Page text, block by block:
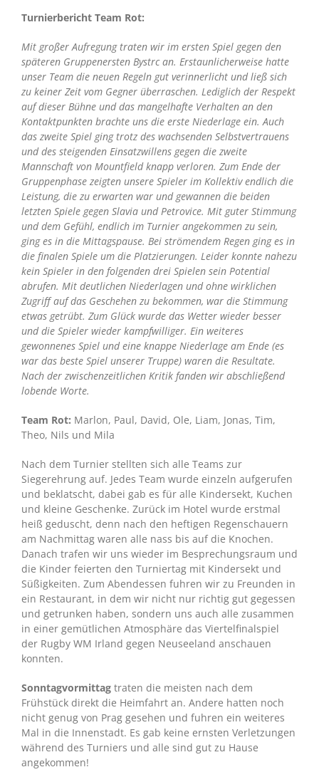
Turnierbericht Team Rot:
Mit großer Aufregung traten wir im ersten Spiel gegen den
späteren Gruppenersten Bystrc an. Erstaunlicherweise hatte
unser Team die neuen Regeln gut verinnerlicht und ließ sich
zu keiner Zeit vom Gegner überraschen. Lediglich der Respekt
auf dieser Bühne und das mangelhafte Verhalten an den
Kontaktpunkten brachte uns die erste Niederlage ein. Auch
das zweite Spiel ging trotz des wachsenden Selbstvertrauens
und des steigenden Einsatzwillens gegen die zweite
Mannschaft von Mountfield knapp verloren. Zum Ende der
Gruppenphase zeigten unsere Spieler im Kollektiv endlich die
Leistung, die zu erwarten war und gewannen die beiden
letzten Spiele gegen Slavia und Petrovice. Mit guter Stimmung
und dem Gefühl, endlich im Turnier angekommen zu sein,
ging es in die Mittagspause. Bei strömendem Regen ging es in
die finalen Spiele um die Platzierungen. Leider konnte nahezu
kein Spieler in den folgenden drei Spielen sein Potential
abrufen. Mit deutlichen Niederlagen und ohne wirklichen
Zugriff auf das Geschehen zu bekommen, war die Stimmung
etwas getrübt. Zum Glück wurde das Wetter wieder besser
und die Spieler wieder kampfwilliger. Ein weiteres
gewonnenes Spiel und eine knappe Niederlage am Ende (es
war das beste Spiel unserer Truppe) waren die Resultate.
Nach der zwischenzeitlichen Kritik fanden wir abschließend
lobende Worte.
Team Rot: Marlon, Paul, David, Ole, Liam, Jonas, Tim,
Theo, Nils und Mila
Nach dem Turnier stellten sich alle Teams zur
Siegerehrung auf. Jedes Team wurde einzeln aufgerufen
und beklatscht, dabei gab es für alle Kindersekt, Kuchen
und kleine Geschenke. Zurück im Hotel wurde erstmal
heiß geduscht, denn nach den heftigen Regenschauern
am Nachmittag waren alle nass bis auf die Knochen.
Danach trafen wir uns wieder im Besprechungsraum und
die Kinder feierten den Turniertag mit Kindersekt und
Süßigkeiten. Zum Abendessen fuhren wir zu Freunden in
ein Restaurant, in dem wir nicht nur richtig gut gegessen
und getrunken haben, sondern uns auch alle zusammen
in einer gemütlichen Atmosphäre das Viertelfinalspiel
der Rugby WM Irland gegen Neuseeland anschauen
konnten.
Sonntagvormittag traten die meisten nach dem
Frühstück direkt die Heimfahrt an. Andere hatten noch
nicht genug von Prag gesehen und fuhren ein weiteres
Mal in die Innenstadt. Es gab keine ernsten Verletzungen
während des Turniers und alle sind gut zu Hause
angekommen!